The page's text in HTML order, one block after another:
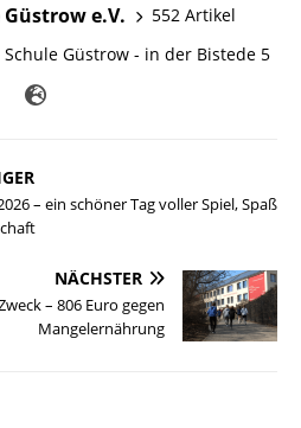
Güstrow e.V.
552 Artikel
Güstrow - in der Bistede 5
– ein schöner Tag voller Spiel, Spaß
NÄCHSTER
– 806 Euro gegen
Mangelernährung